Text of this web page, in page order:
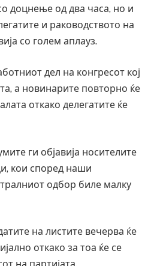
доцнење од два часа, но и
и раководството на
со голем аплауз.
дел на конгресот кој
а новинарите повторно ќе
откако делегатите ќе
ги објавија носителите
кои според наши
одбор биле малку
на листите вечерва ќе
откако за тоа ќе се